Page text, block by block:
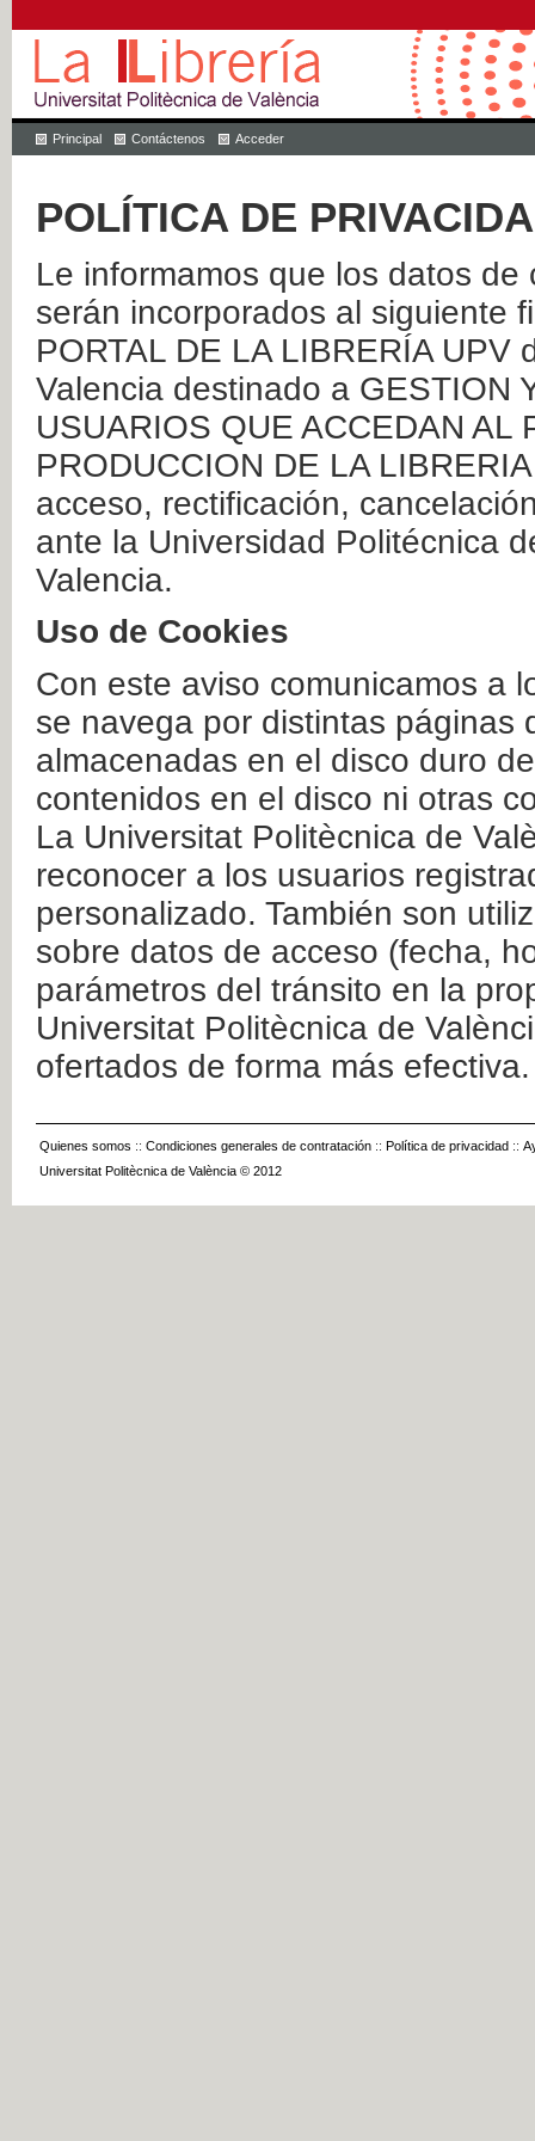
Principal Contáctenos Acceder
POLÍTICA DE
Le informamos que los datos
serán incorporados al siguiente
PORTAL DE LA LIBRERÍA
Valencia destinado a GESTION
USUARIOS QUE ACCEDAN AL
PRODUCCION DE LA
acceso, rectificación,
ante la Universidad Politécnica
Valencia.
Uso de Cookies
Con este aviso comunicamos a
se navega por distintas páginas
almacenadas en el disco duro
contenidos en el disco ni otras
La Universitat Politècnica de
reconocer a los usuarios
personalizado. También son
sobre datos de acceso (fecha,
parámetros del tránsito en la
Universitat Politècnica de
ofertados de forma más efectiva.
Quienes somos :: Condiciones generales de contratación :: Política de privacidad ::
Universitat Politècnica de València © 2012